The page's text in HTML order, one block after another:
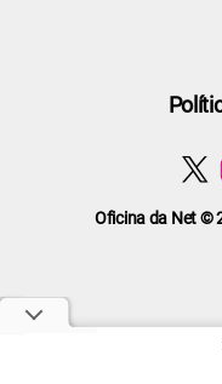
Oficina da Net ©